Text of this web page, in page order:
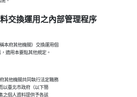
交換運用之內部管理程序
本府其他機關）交換運用個
其他機關共同執行法定職務
而以臺北市政府（以下簡
集之個人資料提供予各該